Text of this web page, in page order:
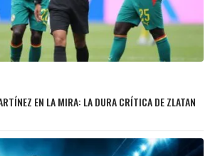
EN LA MIRA: LA DURA CRÍTICA DE ZLATAN